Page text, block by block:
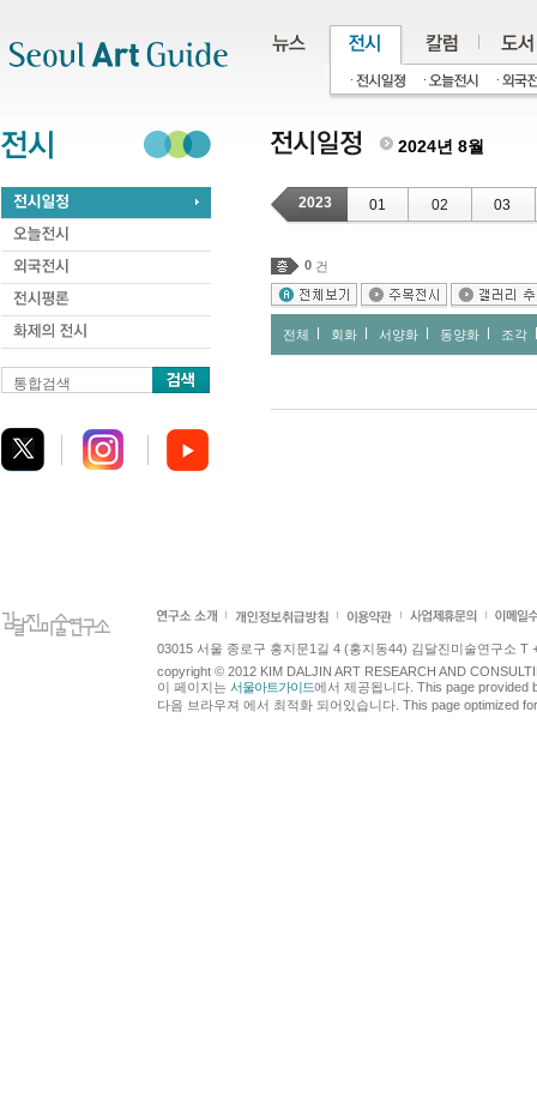
통합검색
2024년 8월
2023 01 02 03
0 건
전체 회화 서양화 동양화 조각
03015 서울 종로구 홍지문1길 4 (홍지동44) 김달진미술연구소 T
copyright © 2012 KIM DALJIN ART RESEARCH AND
이 페이지는 서울아트가이드에서 제공됩니다. This page provided
다음 브라우져 에서 최적화 되어있습니다. This page optimized